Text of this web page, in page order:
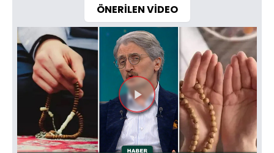
ÖNERİLEN VİDEO
Videoyu
Oynat